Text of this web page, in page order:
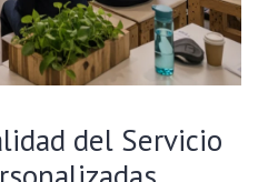
del Servicio